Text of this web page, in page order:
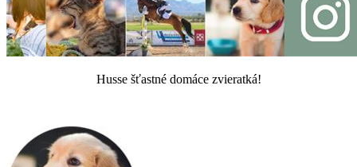
Husse šťastné domáce zvieratká!